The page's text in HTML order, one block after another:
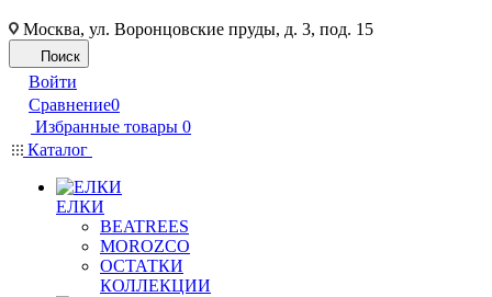
Москва, ул. Воронцовские пруды, д. 3, под. 15
Поиск
Войти
Сравнение0
Избранные товары 0
Каталог
ЕЛКИ
BEATREES
MOROZCO
ОСТАТКИ
КОЛЛЕКЦИИ